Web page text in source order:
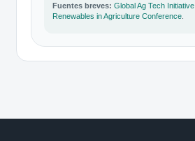
Fuentes breves: Global Ag Tech Initiative
Renewables in Agriculture Conference